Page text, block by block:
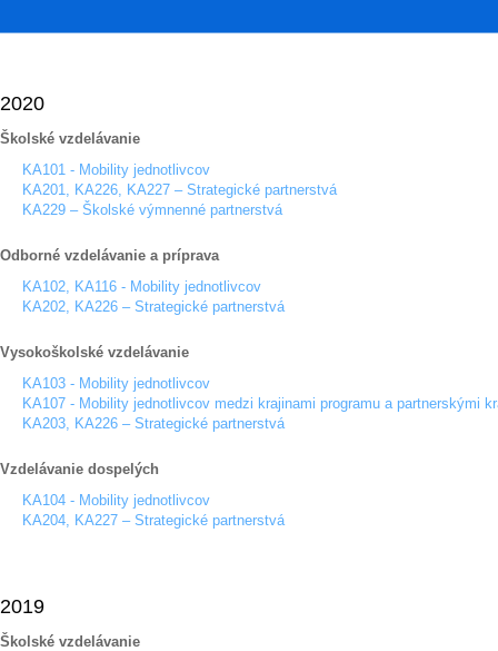
2020
Školské vzdelávanie
KA101 - Mobility jednotlivcov
KA201, KA226, KA227 – Strategické partnerstvá
KA229 – Školské výmnenné partnerstvá
Odborné vzdelávanie a príprava
KA102, KA116 - Mobility jednotlivcov
KA202, KA226 – Strategické partnerstvá
Vysokoškolské vzdelávanie
KA103 - Mobility jednotlivcov
KA107 - Mobility jednotlivcov medzi krajinami programu a partnerskými
KA203, KA226 – Strategické partnerstvá
Vzdelávanie dospelých
KA104 - Mobility jednotlivcov
KA204, KA227 – Strategické partnerstvá
2019
Školské vzdelávanie